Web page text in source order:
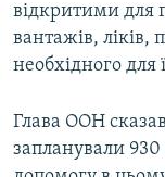
відкритими для
вантажів, ліків,
необхідного для
Глава ООН
запланували 930